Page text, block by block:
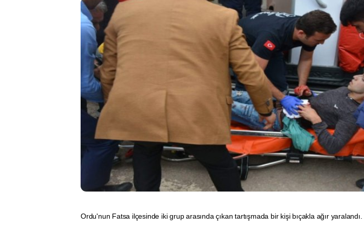
Ordu'nun Fatsa ilçesinde iki grup arasında çıkan tartışmada bir kişi bıçakla ağır yaralandı.